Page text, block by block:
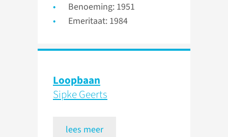
Benoeming: 1951
Emeritaat: 1984
Loopbaan
Sipke Geerts
lees meer